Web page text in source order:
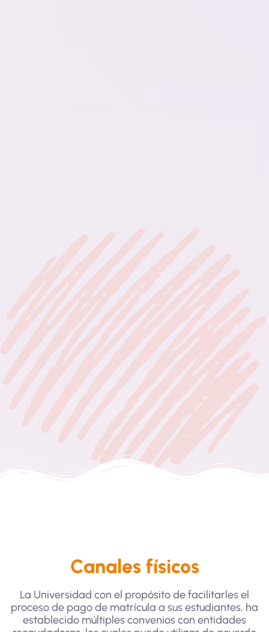
Canales físicos
La Universidad con el propósito de facilitarles el
proceso de pago de matrícula a sus estudiantes, ha
establecido múltiples convenios con entidades